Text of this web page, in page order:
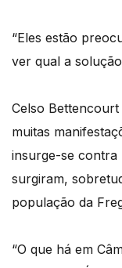
“Eles estão
ver qual a
Celso
muitas
insurge-se contra
surgiram,
população da
“O que há em